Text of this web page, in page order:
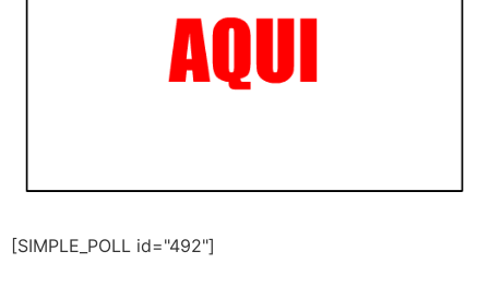
[SIMPLE_POLL id="492"]